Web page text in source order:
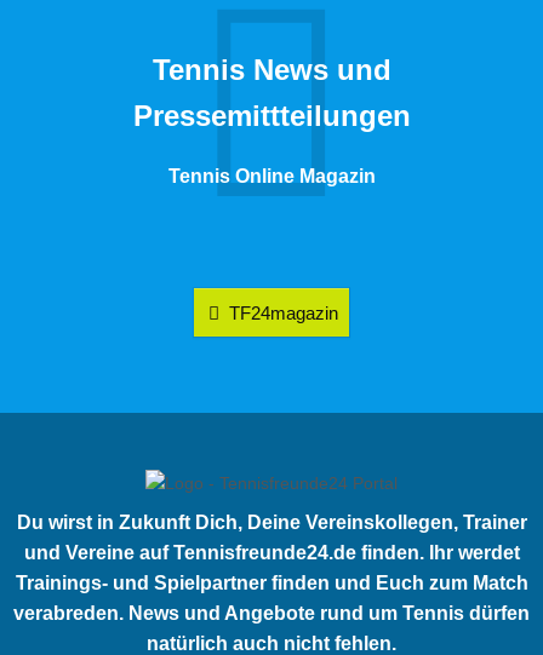
Tennis News und
Pressemittteilungen
Tennis Online Magazin
TF24magazin
Du wirst in Zukunft Dich, Deine Vereinskollegen, Trainer
und Vereine auf Tennisfreunde24.de finden. Ihr werdet
Trainings- und Spielpartner finden und Euch zum Match
verabreden. News und Angebote rund um Tennis dürfen
natürlich auch nicht fehlen.